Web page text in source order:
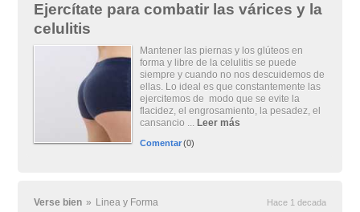
Ejercítate para combatir las várices y la
celulitis
Mantener las piernas y los glúteos en
forma y libre de la celulitis se puede
siempre y cuando no nos descuidemos de
ellas. Lo ideal es que constantemente las
ejercitemos de modo que se evite la
flacidez, el engrosamiento, la pesadez, el
cansancio ... Leer más
Comentar(0)
Verse bien » Linea y Forma Hace 1 decada